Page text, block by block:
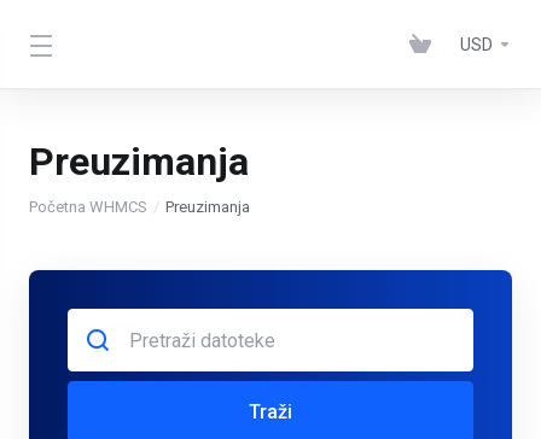
USD
Preuzimanja
Početna WHMCS Preuzimanja
Traži